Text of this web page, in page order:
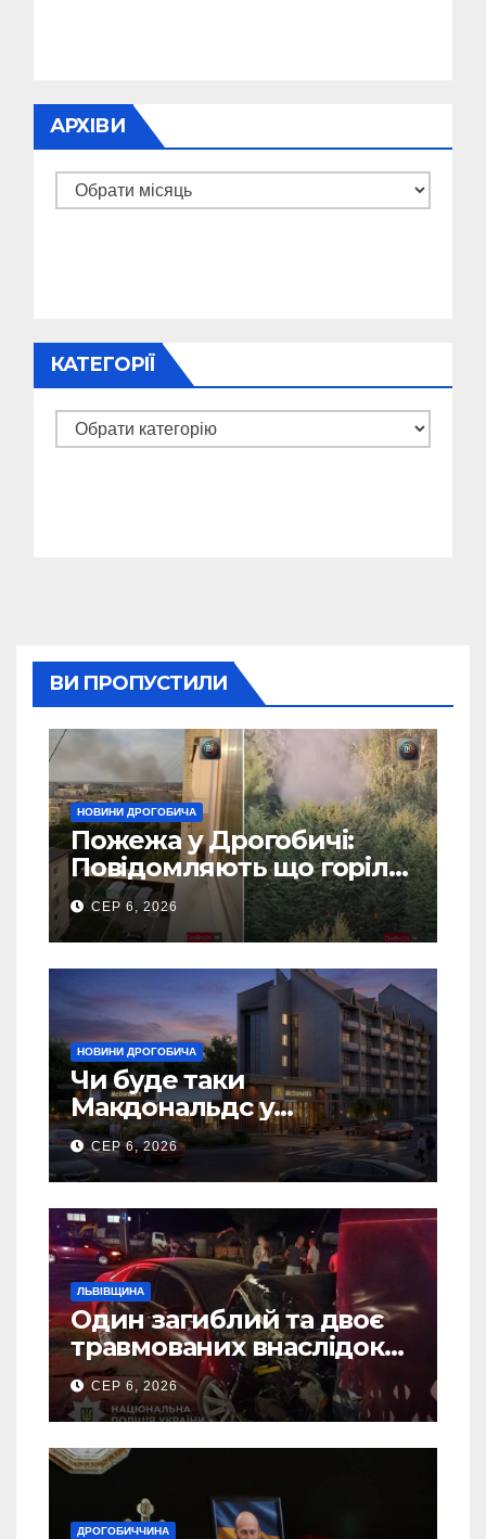
АРХІВИ
Архіви
КАТЕГОРІЇ
Категорії
ВИ ПРОПУСТИЛИ
НОВИНИ ДРОГОБИЧА
Пожежа у Дрогобичі:
Повідомляють що горіло
5 гаражів (Відео)
СЕР 6, 2026
НОВИНИ ДРОГОБИЧА
Чи буде таки
Макдональдс у
Дрогобичі? (Фото)
СЕР 6, 2026
ЛЬВІВЩИНА
Один загиблий та двоє
травмованих внаслідок
ДТП на Самбірщині
СЕР 6, 2026
ДРОГОБИЧЧИНА